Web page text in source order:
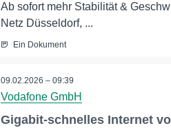
Ab sofort mehr Stabilität &
Netz Düsseldorf, ...
Ein Dokument
09.02.2026 – 09:39
Vodafone GmbH
Gigabit-schnelles Internet